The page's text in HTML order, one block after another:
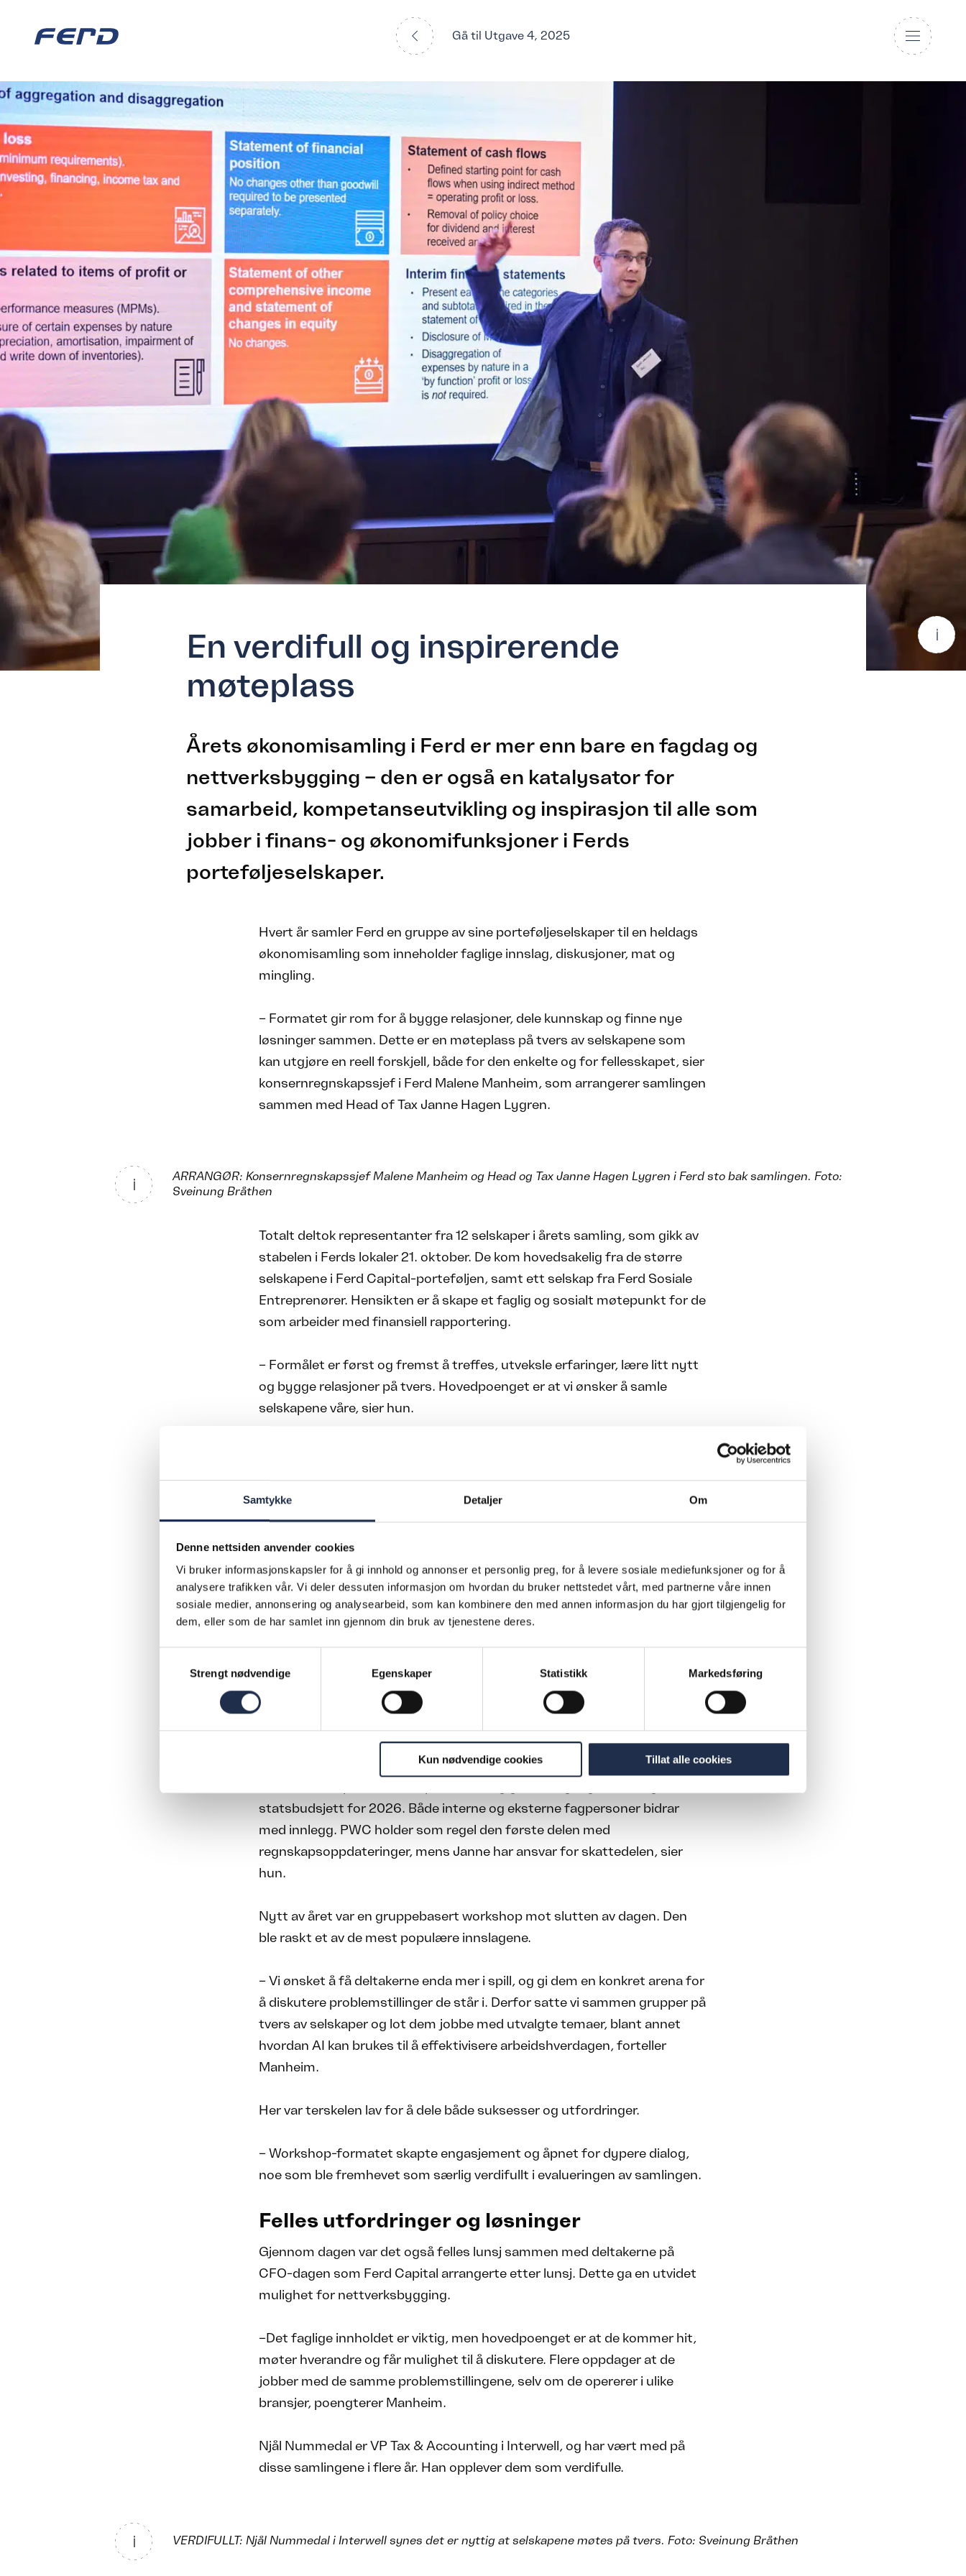
Samtykke Detaljer Om
Denne nettsiden anvender cookies
Vi bruker informasjonskapsler for å gi innhold og annonser et personlig preg, for å levere sosiale mediefunksjoner og for å
analysere trafikken vår. Vi deler dessuten informasjon om hvordan du bruker nettstedet vårt, med partnerne våre innen
sosiale medier, annonsering og analysearbeid, som kan kombinere den med annen informasjon du har gjort tilgjengelig for
dem, eller som de har samlet inn gjennom din bruk av tjenestene deres.
Strengt nødvendige
Egenskaper Statistikk Markedsføring
Kun nødvendige cookies Tillat alle cookies
Gå til Utgave 4, 2025
En verdifull og inspirerende
møteplass
Årets økonomisamling i Ferd er mer enn bare en fagdag og
nettverksbygging – den er også en katalysator for
samarbeid, kompetanseutvikling og inspirasjon til alle som
jobber i finans- og økonomifunksjoner i Ferds
porteføljeselskaper.
Hvert år samler Ferd en gruppe av sine porteføljeselskaper til en heldags
økonomisamling som inneholder faglige innslag, diskusjoner, mat og
mingling.
– Formatet gir rom for å bygge relasjoner, dele kunnskap og finne nye
løsninger sammen. Dette er en møteplass på tvers av selskapene som
kan utgjøre en reell forskjell, både for den enkelte og for fellesskapet, sier
konsernregnskapssjef i Ferd Malene Manheim, som arrangerer samlingen
sammen med Head of Tax Janne Hagen Lygren.
ARRANGØR: Konsernregnskapssjef Malene Manheim og Head og Tax Janne Hagen Lygren i Ferd sto bak samlingen. Foto:
Sveinung Bråthen
Totalt deltok representanter fra 12 selskaper i årets samling, som gikk av
stabelen i Ferds lokaler 21. oktober. De kom hovedsakelig fra de større
selskapene i Ferd Capital-porteføljen, samt ett selskap fra Ferd Sosiale
Entreprenører. Hensikten er å skape et faglig og sosialt møtepunkt for de
som arbeider med finansiell rapportering.
– Formålet er først og fremst å treffes, utveksle erfaringer, lære litt nytt
og bygge relasjoner på tvers. Hovedpoenget er at vi ønsker å samle
selskapene våre, sier hun.
Hvem som deltar varierer etter størrelse og organisering i selskapene.
og skatt som kommer. I de mindre selskapene er det som oftest CFO-
ene, mens i de større selskapene er det typisk konsernregnskapssjefer og
Group Controllere, opplyser Manheim.
Programmet følger en struktur der regnskapsnyheter, ofte med særlig
dagen, etterfulgt av en sesjon om skatt.
statsbudsjett for 2026. Både interne og eksterne fagpersoner bidrar
med innlegg. PWC holder som regel den første delen med
regnskapsoppdateringer, mens Janne har ansvar for skattedelen, sier
hun.
Nytt av året var en gruppebasert workshop mot slutten av dagen. Den
ble raskt et av de mest populære innslagene.
– Vi ønsket å få deltakerne enda mer i spill, og gi dem en konkret arena for
å diskutere problemstillinger de står i. Derfor satte vi sammen grupper på
tvers av selskaper og lot dem jobbe med utvalgte temaer, blant annet
hvordan AI kan brukes til å effektivisere arbeidshverdagen, forteller
Manheim.
Her var terskelen lav for å dele både suksesser og utfordringer.
– Workshop-formatet skapte engasjement og åpnet for dypere dialog,
noe som ble fremhevet som særlig verdifullt i evalueringen av samlingen.
Felles utfordringer og løsninger
Gjennom dagen var det også felles lunsj sammen med deltakerne på
CFO-dagen som Ferd Capital arrangerte etter lunsj. Dette ga en utvidet
mulighet for nettverksbygging.
–Det faglige innholdet er viktig, men hovedpoenget er at de kommer hit,
møter hverandre og får mulighet til å diskutere. Flere oppdager at de
jobber med de samme problemstillingene, selv om de opererer i ulike
bransjer, poengterer Manheim.
Njål Nummedal er VP Tax & Accounting i Interwell, og har vært med på
disse samlingene i flere år. Han opplever dem som verdifulle.
VERDIFULLT: Njål Nummedal i Interwell synes det er nyttig at selskapene møtes på tvers. Foto: Sveinung Bråthen